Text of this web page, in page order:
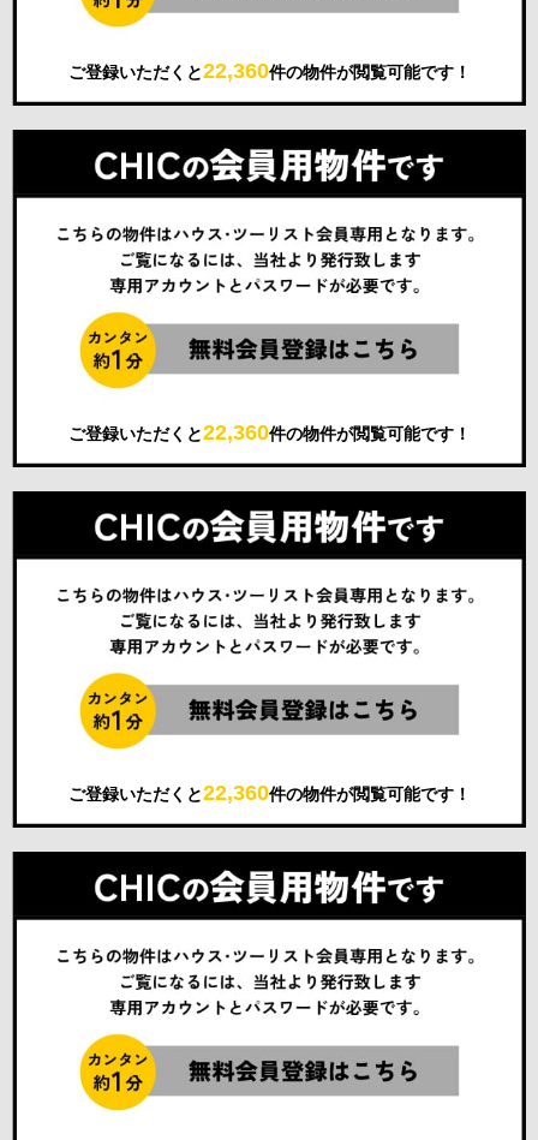
ご登録いただくと22,360件の物件が閲覧可能です！
ご登録いただくと22,360件の物件が閲覧可能です！
ご登録いただくと22,360件の物件が閲覧可能です！